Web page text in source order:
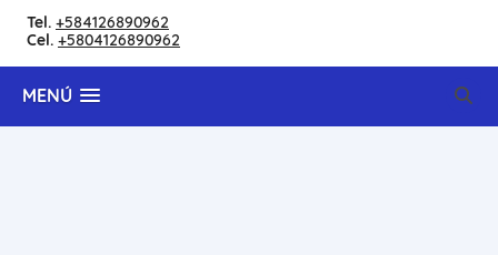
Tel. +584126890962
Cel. +5804126890962
MENÚ